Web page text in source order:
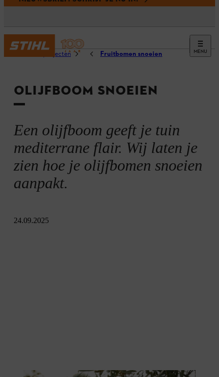
MENU
Advies en projecten Fruitbomen snoeien
OLIJFBOOM SNOEIEN
Een olijfboom geeft je tuin
mediterrane flair. Wij laten je
zien hoe je olijfbomen snoeien
aanpakt.
24.09.2025